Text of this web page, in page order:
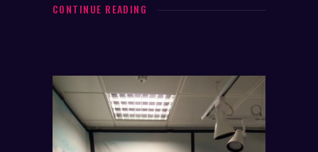
CONTINUE READING